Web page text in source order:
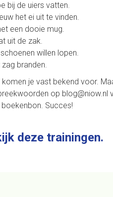
bij de uiers vatten.
het ei uit te vinden.
een dooie mug.
uit de zak.
willen lopen.
zag branden.
je vast bekend voor.
op blog@niow.nl
Succes!
deze trainingen.